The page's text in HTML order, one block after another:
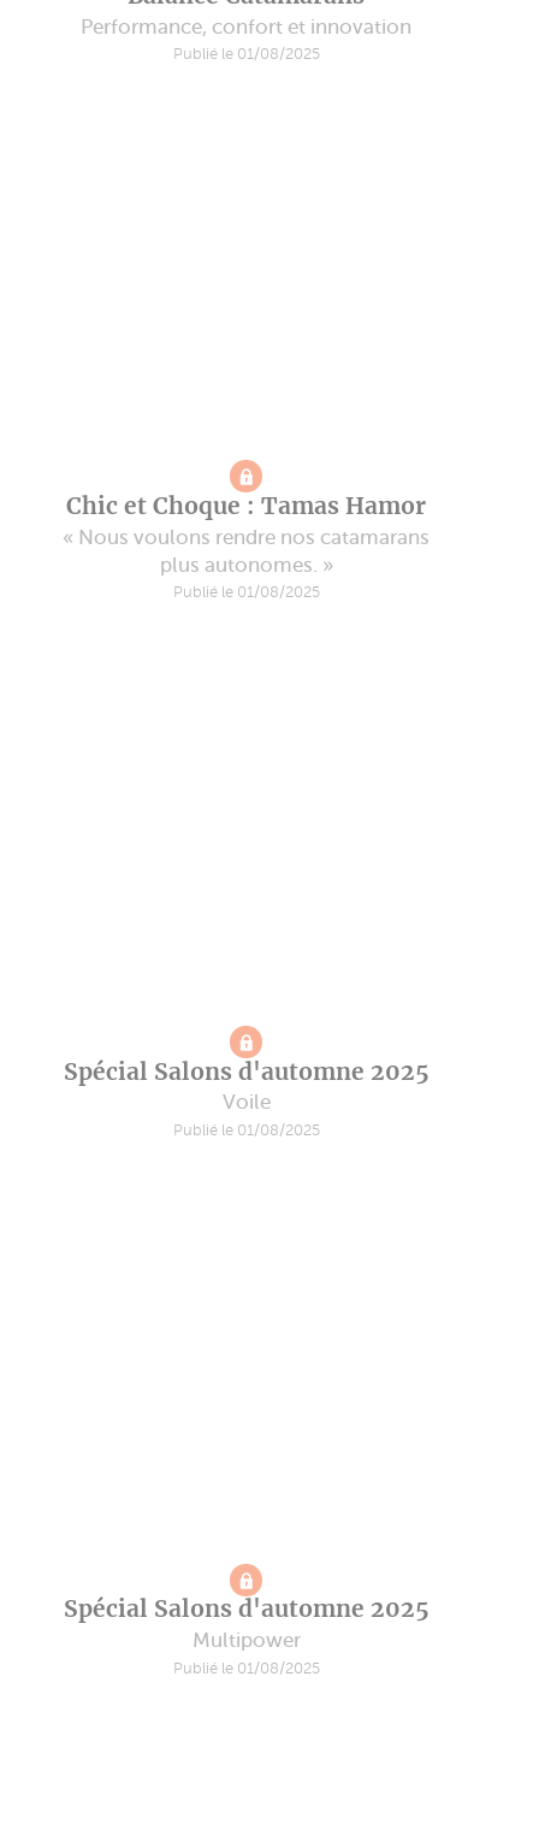
Performance, confort et innovation
Publié le 01/08/2025
Chic et Choque : Tamas Hamor
« Nous voulons rendre nos catamarans
plus autonomes. »
Publié le 01/08/2025
Spécial Salons d'automne 2025
Voile
Publié le 01/08/2025
Spécial Salons d'automne 2025
Multipower
Publié le 01/08/2025